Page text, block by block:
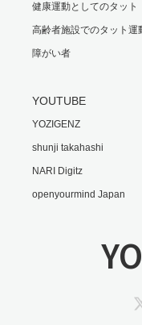
健康運動としてのタット
高齢者施設でのタット運
障がい者
YOUTUBE
YOZIGENZ
shunji takahashi
NARI Digitz
openyourmind Japan
Instagram